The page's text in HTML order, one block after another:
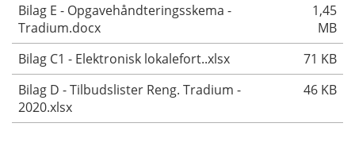
Bilag E - Opgavehåndteringsskema -
Tradium.docx
1,45
MB
Bilag C1 - Elektronisk lokalefort..xlsx
71 KB
Bilag D - Tilbudslister Reng. Tradium -
2020.xlsx
46 KB